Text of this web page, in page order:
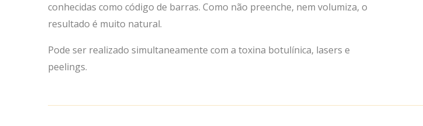
conhecidas como código de barras. Como não preenche, nem volumiza, o
resultado é muito natural.
Pode ser realizado simultaneamente com a toxina botulínica, lasers e
peelings.